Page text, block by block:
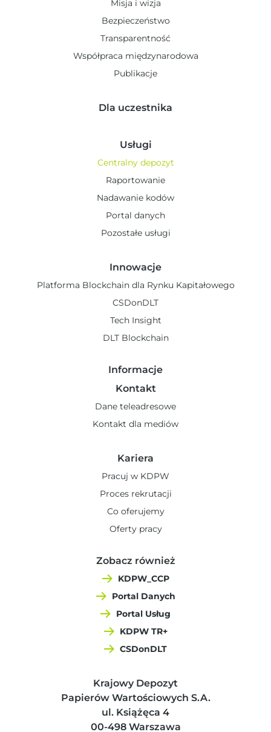
Misja i wizja
Bezpieczeństwo
Transparentność
Współpraca międzynarodowa
Publikacje
Dla uczestnika
Usługi
Centralny depozyt
Raportowanie
Nadawanie kodów
Portal danych
Pozostałe usługi
Innowacje
Platforma Blockchain dla Rynku Kapitałowego
CSDonDLT
Tech Insight
DLT Blockchain
Informacje
Kontakt
Dane teleadresowe
Kontakt dla mediów
Kariera
Pracuj w KDPW
Proces rekrutacji
Co oferujemy
Oferty pracy
Zobacz również
KDPW_CCP
Portal Danych
Portal Usług
KDPW TR+
CSDonDLT
Krajowy Depozyt
Papierów Wartościowych S.A.
ul. Książęca 4
00-498 Warszawa